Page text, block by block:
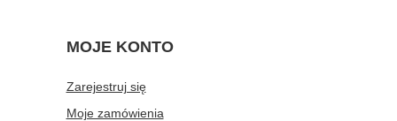
MOJE KONTO
Zarejestruj się
Moje zamówienia